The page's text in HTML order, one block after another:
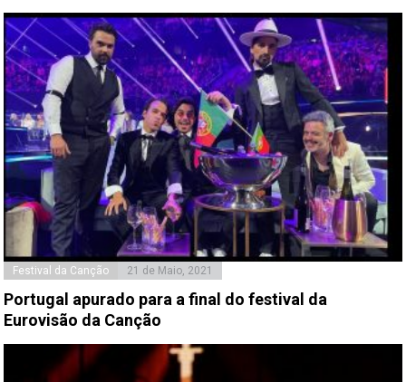
Festival da Canção 21 de Maio, 2021
Portugal apurado para a final do festival da
Eurovisão da Canção